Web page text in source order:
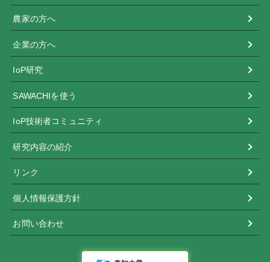
農家の方へ
企業の方へ
IoP研究
SAWACHIを使う
IoP技術者コミュニティ
研究内容の紹介
リンク
個人情報保護方針
お問い合わせ